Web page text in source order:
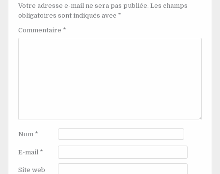
Votre adresse e-mail ne sera pas publiée. Les champs
obligatoires sont indiqués avec *
Commentaire *
Nom *
E-mail *
Site web